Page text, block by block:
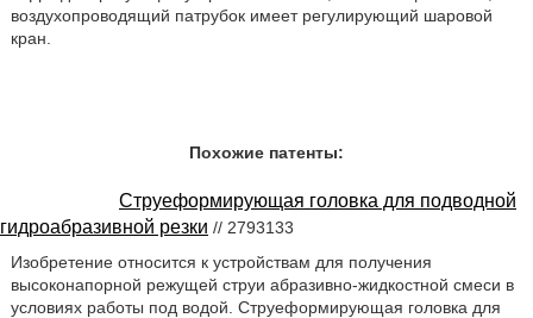
воздухопроводящий патрубок имеет регулирующий шаровой
кран.
Похожие патенты:
Струеформирующая головка для подводной
гидроабразивной резки // 2793133
Изобретение относится к устройствам для получения
высоконапорной режущей струи абразивно-жидкостной смеси в
условиях работы под водой. Струеформирующая головка для